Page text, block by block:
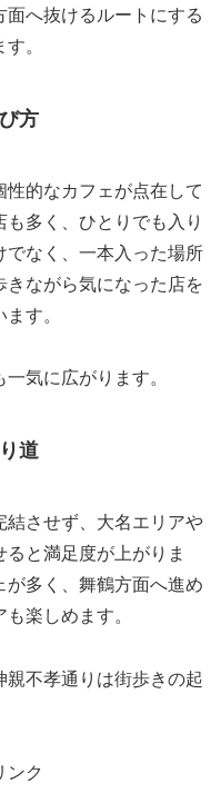
へ抜けるルートにする
。
方
的なカフェが点在して
多く、ひとりでも入り
でなく、一本入った場所
きながら気になった店を
す。
気に広がります。
道
結させず、大名エリアや
と満足度が上がりま
多く、舞鶴方面へ進め
楽しめます。
不孝通りは街歩きの起
ンク